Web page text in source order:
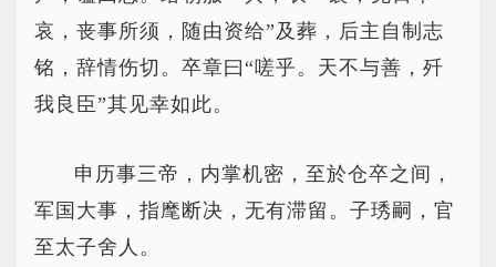
哀，丧事所须，随由资给”及葬，后主自制志
铭，辞情伤切。卒章曰“嗟乎。天不与善，歼
我良臣”其见幸如此。
申历事三帝，内掌机密，至於仓卒之间，
军国大事，指麾断决，无有滞留。子琇嗣，官
至太子舍人。